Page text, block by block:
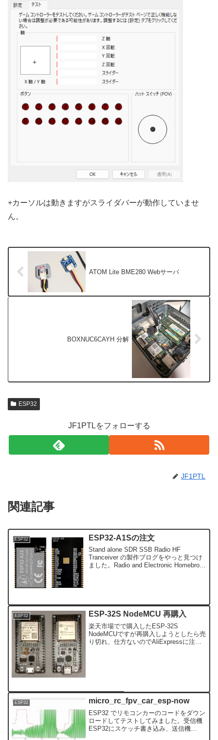
+カーソルは動きますがスライダバーが動作していませ
ん。
ATOM Lite BME280 Webサーバ
BOXNUC6CAYH 分解
ESP32
JF1PTLをフォローする
JF1PTL
関連記事
ESP32 ESP32-A1Sの注文
Stand alone SDR SSB Radio HF
Tranceiver の製作ブログをやっと見つけ
ました。Radio and Electronic Homebrow
ESP32 ESP-32S NodeMCU 再購入
楽天市場でで購入したESP-32S
NodeMCUですが再購入しようとしたら売
り切れ、仕方ないのでAliExpressに注文
ESP32 micro_rc_fpv_car_esp-now
ESP32 でリモコンカーのコードをダウン
ロードしてテストしてみました。受信機
ESP32にスケッチ書き込み、送信機